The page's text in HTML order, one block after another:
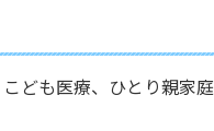
ども医療、ひとり親家